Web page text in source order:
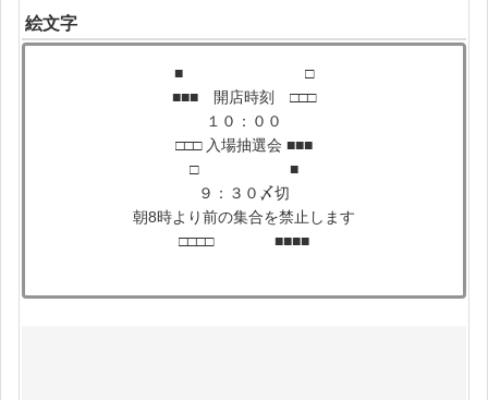
絵文字
■ □
■■■ 開店時刻 □□□
１０：００
□□□ 入場抽選会 ■■■
□ ■
９：３０〆切
朝8時より前の集合を禁止します
□□□□ ■■■■